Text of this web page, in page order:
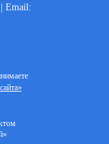
Email: